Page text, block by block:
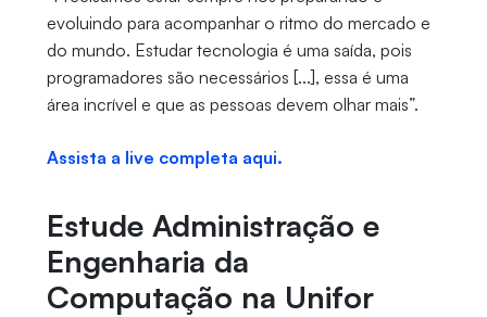
evoluindo para acompanhar o ritmo do mercado e
do mundo. Estudar tecnologia é uma saída, pois
programadores são necessários [...], essa é uma
área incrível e que as pessoas devem olhar mais”.
Assista a live completa aqui.
Estude Administração e
Engenharia da
Computação na Unifor